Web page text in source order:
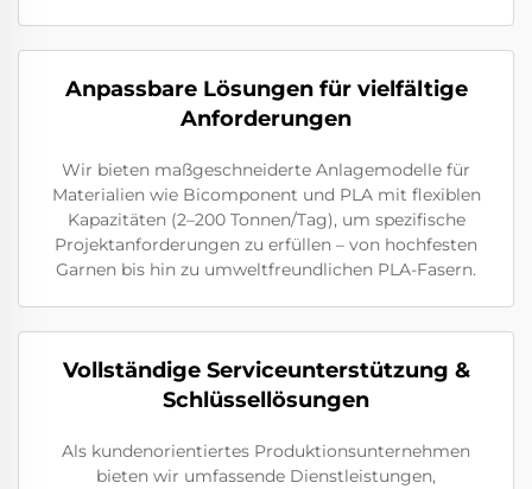
Anpassbare Lösungen für vielfältige
Anforderungen
Wir bieten maßgeschneiderte Anlagemodelle für
Materialien wie Bicomponent und PLA mit flexiblen
Kapazitäten (2–200 Tonnen/Tag), um spezifische
Projektanforderungen zu erfüllen – von hochfesten
Garnen bis hin zu umweltfreundlichen PLA-Fasern.
Vollständige Serviceunterstützung &
Schlüssellösungen
Als kundenorientiertes Produktionsunternehmen
bieten wir umfassende Dienstleistungen,